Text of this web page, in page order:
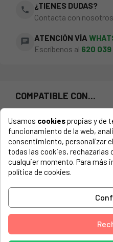
phone
¿TIENES DUDAS?
Contacta con
chat ATENCIÓN VÍA
Escríbenos al 620 039
COMPATIBLE CON...
electrodoméstico. Suele
letras.
PHILCO, LV919
Usamos cookiespropias y de
funcionamiento de la web,
consentimiento, personalizar
todas las cookies, rechazarlas
cualquier momento. Para más
política de cookies.